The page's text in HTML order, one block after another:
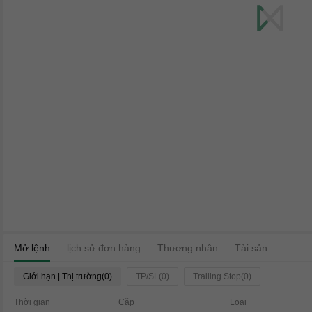
Mở lệnh lịch sử đơn hàng Thương nhân Tài sản
Giới hạn | Thị trường(0) TP/SL(0) Trailing Stop(0)
Thời gian Cặp Loại